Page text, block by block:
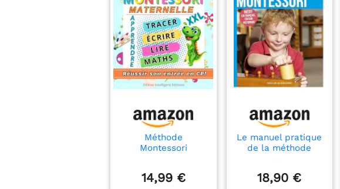
Méthode
Montessori
pour réussir son
14,99 €
Le manuel pratique
de la méthode
historique
18,90 €